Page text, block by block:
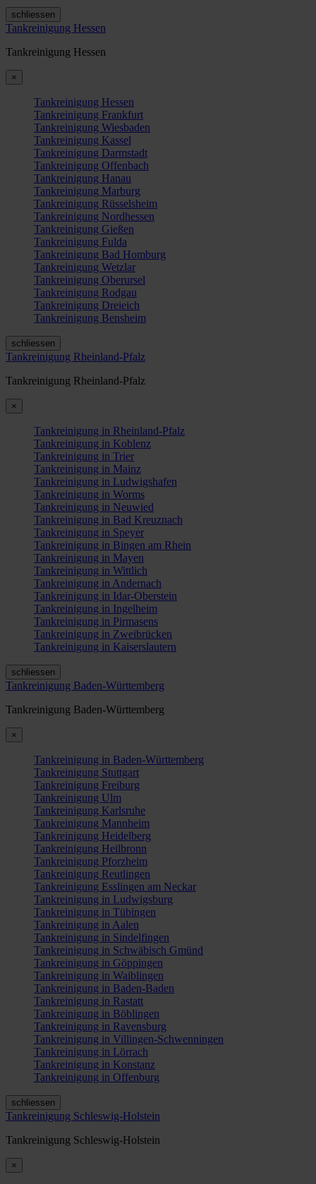
schliessen
Tankreinigung Hessen
Tankreinigung Hessen
×
Tankreinigung Hessen
Tankreinigung Frankfurt
Tankreinigung Wiesbaden
Tankreinigung Kassel
Tankreinigung Darmstadt
Tankreinigung Offenbach
Tankreinigung Hanau
Tankreinigung Marburg
Tankreinigung Rüsselsheim
Tankreinigung Nordhessen
Tankreinigung Gießen
Tankreinigung Fulda
Tankreinigung Bad Homburg
Tankreinigung Wetzlar
Tankreinigung Oberursel
Tankreinigung Rodgau
Tankreinigung Dreieich
Tankreinigung Bensheim
schliessen
Tankreinigung Rheinland-Pfalz
Tankreinigung Rheinland-Pfalz
×
Tankreinigung in Rheinland-Pfalz
Tankreinigung in Koblenz
Tankreinigung in Trier
Tankreinigung in Mainz
Tankreinigung in Ludwigshafen
Tankreinigung in Worms
Tankreinigung in Neuwied
Tankreinigung in Bad Kreuznach
Tankreinigung in Speyer
Tankreinigung in Bingen am Rhein
Tankreinigung in Mayen
Tankreinigung in Wittlich
Tankreinigung in Andernach
Tankreinigung in Idar-Oberstein
Tankreinigung in Ingelheim
Tankreinigung in Pirmasens
Tankreinigung in Zweibrücken
Tankreinigung in Kaiserslautern
schliessen
Tankreinigung Baden-Württemberg
Tankreinigung Baden-Württemberg
×
Tankreinigung in Baden-Württemberg
Tankreinigung Stuttgart
Tankreinigung Freiburg
Tankreinigung Ulm
Tankreinigung Karlsruhe
Tankreinigung Mannheim
Tankreinigung Heidelberg
Tankreinigung Heilbronn
Tankreinigung Pforzheim
Tankreinigung Reutlingen
Tankreinigung Esslingen am Neckar
Tankreinigung in Ludwigsburg
Tankreinigung in Tübingen
Tankreinigung in Aalen
Tankreinigung in Sindelfingen
Tankreinigung in Schwäbisch Gmünd
Tankreinigung in Göppingen
Tankreinigung in Waiblingen
Tankreinigung in Baden-Baden
Tankreinigung in Rastatt
Tankreinigung in Böblingen
Tankreinigung in Ravensburg
Tankreinigung in Villingen-Schwenningen
Tankreinigung in Lörrach
Tankreinigung in Konstanz
Tankreinigung in Offenburg
schliessen
Tankreinigung Schleswig-Holstein
Tankreinigung Schleswig-Holstein
×